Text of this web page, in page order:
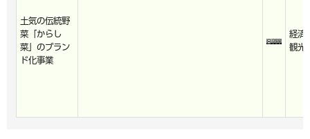
土気の伝統野
菜「からし
菜」のブラン
ド化事業
経済
観光